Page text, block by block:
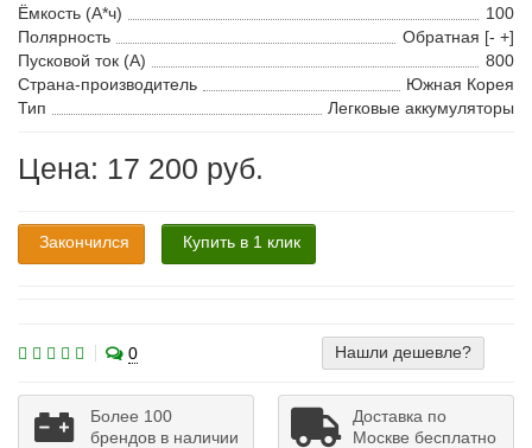
Ёмкость (А*ч)
100
Полярность
Обратная [- +]
Пусковой ток (А)
800
Страна-производитель
Южная Корея
Тип
Легковые аккумуляторы
Цена: 17 200 руб.
Закончился Купить в 1 клик
0 Нашли дешевле?
Более 100
брендов в наличии
Доставка по
Москве бесплатно